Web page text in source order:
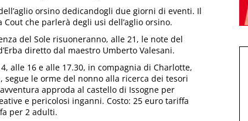
orsino dedicandogli due giorni di eventi. Il
che parlerà degli usi dell’aglio orsino.
del Sole risuoneranno, alle 21, le note del
diretto dal maestro Umberto Valesani.
alle 16 e alle 17.30, in compagnia di Charlotte,
segue le orme del nonno alla ricerca dei tesori
approda al castello di Issogne per
e pericolosi inganni. Costo: 25 euro tariffa
per 2 adulti.